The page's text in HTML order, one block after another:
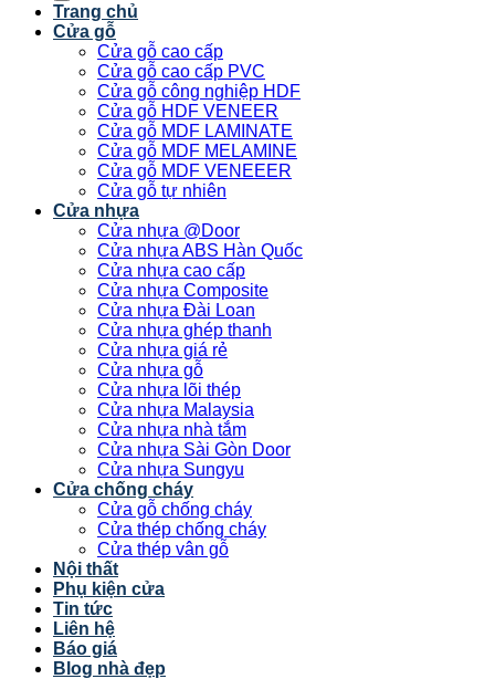
Trang chủ
Cửa gỗ
Cửa gỗ cao cấp
Cửa gỗ cao cấp PVC
Cửa gỗ công nghiệp HDF
Cửa gỗ HDF VENEER
Cửa gỗ MDF LAMINATE
Cửa gỗ MDF MELAMINE
Cửa gỗ MDF VENEEER
Cửa gỗ tự nhiên
Cửa nhựa
Cửa nhựa @Door
Cửa nhựa ABS Hàn Quốc
Cửa nhựa cao cấp
Cửa nhựa Composite
Cửa nhựa Đài Loan
Cửa nhựa ghép thanh
Cửa nhựa giá rẻ
Cửa nhựa gỗ
Cửa nhựa lõi thép
Cửa nhựa Malaysia
Cửa nhựa nhà tắm
Cửa nhựa Sài Gòn Door
Cửa nhựa Sungyu
Cửa chống cháy
Cửa gỗ chống cháy
Cửa thép chống cháy
Cửa thép vân gỗ
Nội thất
Phụ kiện cửa
Tin tức
Liên hệ
Báo giá
Blog nhà đẹp